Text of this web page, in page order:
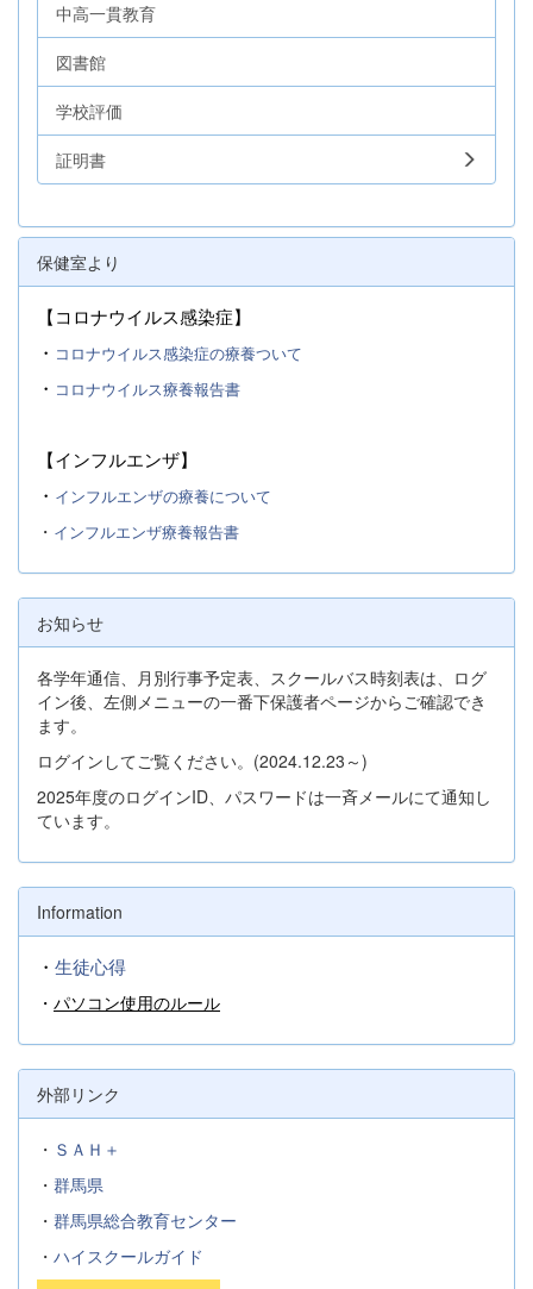
中高一貫教育
図書館
学校評価
証明書
保健室より
【コロナウイルス感染症】
・ コロナウイルス感染症の療養ついて
・ コロナウイルス療養報告書
【インフルエンザ】
・ インフルエンザの療養について
・ インフルエンザ療養報告書
お知らせ
各学年通信、月別行事予定表、スクールバス時刻表は、ログ
イン後、左側メニューの一番下保護者ページからご確認でき
ます。
ログインしてご覧ください。(2024.12.23～)
2025年度のログインID、パスワードは一斉メールにて通知し
ています。
Information
・ 生徒心得
・ パソコン使用のルール
外部リンク
・ ＳＡＨ＋
・ 群馬県
・ 群馬県総合教育センター
・ ハイスクールガイド